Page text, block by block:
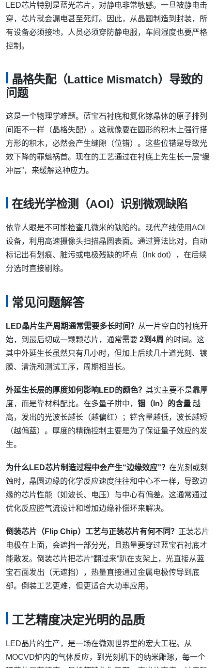
LED芯片特别是蓝光芯片，对静电非常敏感。一旦被静电击
穿，芯片就会漏电甚至死灯。因此，从晶圆制造到封装，所
有设备必须接地，人员必须穿防静电服，车间湿度也要严格
控制。
晶格失配（Lattice Mismatch）导致的
问题
这是一个物理学难题。蓝宝石衬底和氮化镓晶体的原子排列
间距不一样（晶格失配）。这就像要在圆形的积木上强行搭
方形的积木，必然会产生缝隙（位错）。这些位错是导致光
效下降的罪魁祸首。现在的工艺通过在衬底上先生长一层“缓
冲层”，来缓解这种应力。
在线光学检测（AOI）识别微观缺陷
依靠人眼是不可能检查几微米的缺陷的。现代产线使用AOI
设备，利用高速摄像头扫描晶圆表面。通过算法比对，自动
标记出有划痕、脏污或电极残缺的坏点（Ink dot），在后续
分选时直接剔除。
常见问题解答
LED晶片生产周期通常需要多长时间？ 从一片空白的衬底开
始，到最后切成一颗颗芯片，通常需要 2到4周 的时间。这
其中外延生长虽然只有几小时，但加上后续几十道光刻、镀
膜、清洗和测试工序，周期相当长。
外延生长层的厚度如何影响LED的颜色？ 其实主要不是靠厚
度，而是靠材料配比。在多量子阱中， 铟（In）的含量 越
高，发出的光波长越长（越偏红）；铓含量越低，波长越短
（越偏蓝）。厚度的精确控制主要是为了保证量子效应的发
生。
为什么LED芯片制造过程中会产生“边缘效应”？ 在光刻或刻
蚀时，晶圆边缘的化学反应速度往往和中心不一样，导致边
缘的芯片性能（如波长、电压）与中心有偏差。这通常通过
优化反应腔气流设计和增加边缘补偿环来解决。
倒装芯片（Flip Chip）工艺与正装芯片有何不同？ 正装芯片
电极在上面，会遮挡一部分光，且热量要穿过蓝宝石衬底才
能散发。倒装芯片把芯片“翻过来”趴在支架上，光直接从蓝
宝石面发出（无遮挡），热量直接通过金属电极传导到底
部。倒装工艺更难，但更适合大功率应用。
工艺精度决定光明的品质
LED晶片的生产，是一场在微观世界里的宏大工程。从
MOCVD炉内的气体反应，到光刻机下的纳米雕琢，每一个